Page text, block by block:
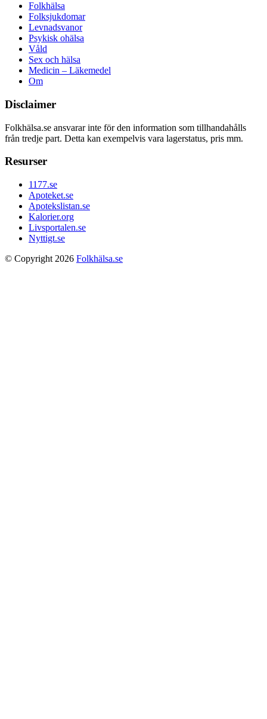
Folkhälsa
Folksjukdomar
Levnadsvanor
Psykisk ohälsa
Våld
Sex och hälsa
Medicin – Läkemedel
Om
Disclaimer
Folkhälsa.se ansvarar inte för den information som tillhandahålls
från tredje part. Detta kan exempelvis vara lagerstatus, pris mm.
Resurser
1177.se
Apoteket.se
Apotekslistan.se
Kalorier.org
Livsportalen.se
Nyttigt.se
© Copyright 2026 Folkhälsa.se